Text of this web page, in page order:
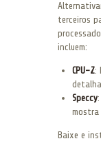
terceiros
incluem:
CPU-Z:
Speccy
mostra
Baixe e